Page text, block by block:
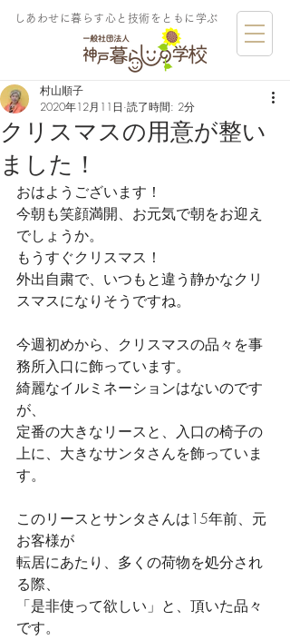
しあわせに暮らす​心と技術をともに学ぶ
クリスマスの用意が整い
ました！
村山順子
2020年12月11日 読了時間: 2分
おはようございます！
今朝も笑顔満開、お元気で朝をお迎え
でしょうか。
もうすぐクリスマス！
外出自粛で、いつもと違う静かなクリ
スマスになりそうですね。
今週初めから、クリスマスの品々を事
務所入口に飾っています。
綺麗なイルミネーションはないのです
が、
定番の大きなリースと、入口の椅子の
上に、大きなサンタさんを飾っていま
す。
このリースとサンタさんは15年前、元
お客様が
転居にあたり、多くの荷物を処分され
る際、
「是非使って欲しい」と、頂いた品々
です。